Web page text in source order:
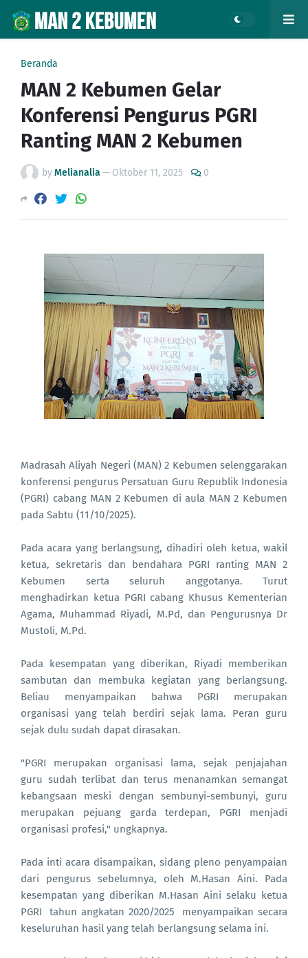
Beranda
MAN 2 Kebumen Gelar
Konferensi Pengurus PGRI
Ranting MAN 2 Kebumen
byMelianalia — Oktober 11, 2025 0
Madrasah Aliyah Negeri (MAN) 2 Kebumen selenggarakan
konferensi pengurus Persatuan Guru Republik Indonesia
(PGRI) cabang MAN 2 Kebumen di aula MAN 2 Kebumen
pada Sabtu (11/10/2025).
Pada acara yang berlangsung, dihadiri oleh ketua, wakil
ketua, sekretaris dan bendahara PGRI ranting MAN 2
Kebumen serta seluruh anggotanya. Turut
menghadirkan ketua PGRI cabang Khusus Kementerian
Agama, Muhammad Riyadi, M.Pd, dan Pengurusnya Dr
Mustoli, M.Pd.
Pada kesempatan yang diberikan, Riyadi memberikan
sambutan dan membuka kegiatan yang berlangsung.
Beliau menyampaikan bahwa PGRI merupakan
organisasi yang telah berdiri sejak lama. Peran guru
sejak dulu sudah dapat dirasakan.
"PGRI merupakan organisasi lama, sejak penjajahan
guru sudah terlibat dan terus menanamkan semangat
kebangsaan meski dengan sembunyi-sembunyi, guru
merupakan pejuang garda terdepan, PGRI menjadi
organisasi profesi," ungkapnya.
Pada inti acara disampaikan, sidang pleno penyampaian
dari pengurus sebelumnya, oleh M.Hasan Aini. Pada
kesempatan yang diberikan M.Hasan Aini selaku ketua
PGRI tahun angkatan 2020/2025 menyampaikan secara
keseluruhan hasil yang telah berlangsung selama ini.